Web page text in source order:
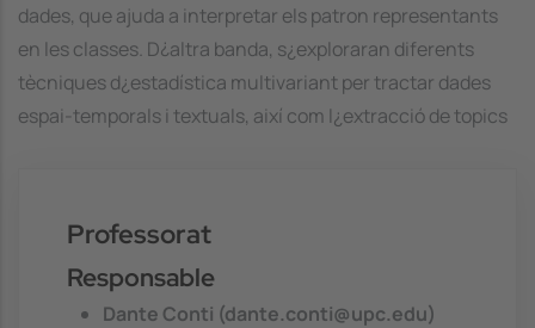
dades, que ajuda a interpretar els patron representants
en les classes. D¿altra banda, s¿exploraran diferents
tècniques d¿estadística multivariant per tractar dades
espai-temporals i textuals, així com l¿extracció de topics
Professorat
Responsable
Dante Conti (dante.conti@upc.edu)